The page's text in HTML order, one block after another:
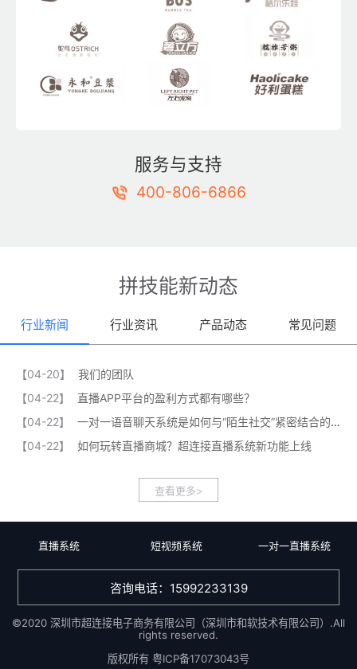
服务与支持
400-806-6866
拼技能新动态
行业新闻 行业资讯 产品动态 常见问题
【04-20】
我们的团队
【04-22】
直播APP平台的盈利方式都有哪些？
【04-22】
一对一语音聊天系统是如何与“陌生社交”紧密结合的？
【04-22】
如何玩转直播商城？超连接直播系统新功能上线
查看更多>
直播系统 短视频系统 一对一直播系统
咨询电话：15992233139
©2020 深圳市超连接电子商务有限公司（深圳市和软技术有限公司）.All
rights reserved.
版权所有 粤ICP备17073043号